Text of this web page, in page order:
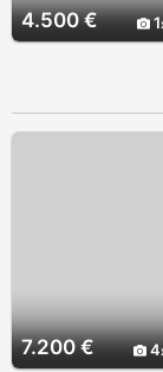
4.500 € 1
7.200 € 4